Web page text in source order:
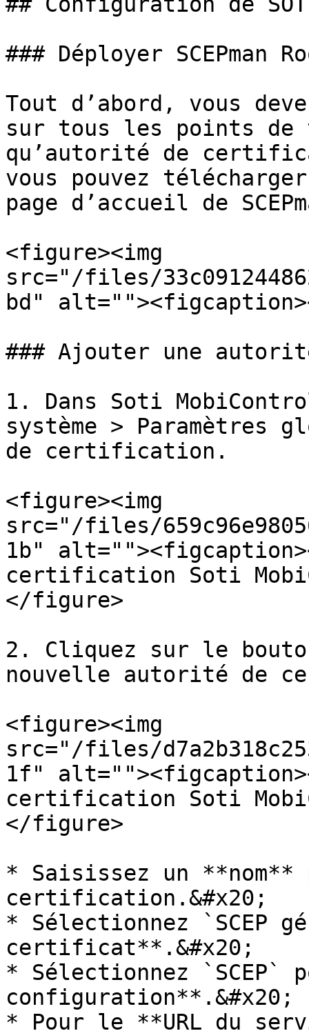
### Déployer SCEPman
Tout d’abord, vous
sur tous les points de
qu’autorité de
vous pouvez
page d’accueil de
<figure><img
src="/files/
bd"
### Ajouter une
1. Dans Soti
système > Paramètres
de certification.
<figure><img
src="/files/
1b"
certification Soti
</figure>
2. Cliquez sur le
nouvelle autorité de
<figure><img
src="/files/
1f"
certification Soti
</figure>
* Saisissez un
certification.&#x20;
* Sélectionnez `SCEP
certificat**.&#x20;
* Sélectionnez `SCEP`
configuration**.&#x20;
* Pour le **URL du